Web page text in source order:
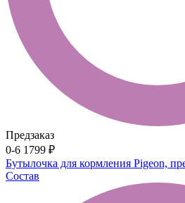
Предзаказ
0-6 1799 ₽
Бутылочка для кормления Pigeon,
Состав